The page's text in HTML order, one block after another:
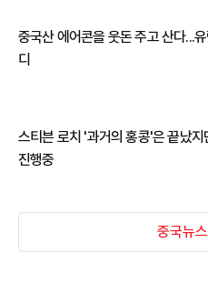
중국산 에어콘을 웃돈 주고 산다...
디
스티븐 로치 '과거의 홍콩'은 끝났
진행중
중국뉴스